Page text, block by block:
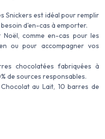
Snickers est idéal pour remplir
d'en-cas à emporter.
comme en-cas pour les
ou pour accompagner vos
chocolatées fabriquées à
de sources responsables.
Chocolat au Lait, 10 barres de